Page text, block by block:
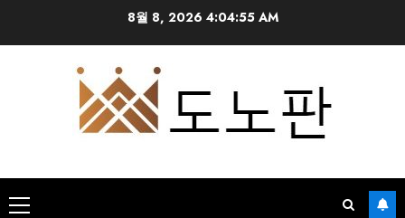
8월 8, 2026 4:04:55 AM
Primary